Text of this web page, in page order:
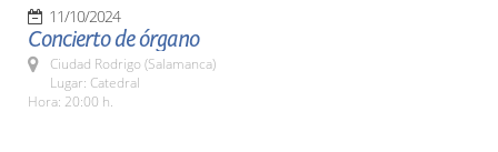
11/10/2024
Concierto de órgano
Ciudad Rodrigo (Salamanca)
Lugar: Catedral
Hora: 20:00 h.